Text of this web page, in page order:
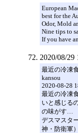
European
best for the
Odor, Mold
Nine tips to
If you have
2020/08/29
最近の冷凍
kansou
2020-08-28
最近の冷凍
いと感じる
の味がす…
デスマスタ
神・防衛軍）